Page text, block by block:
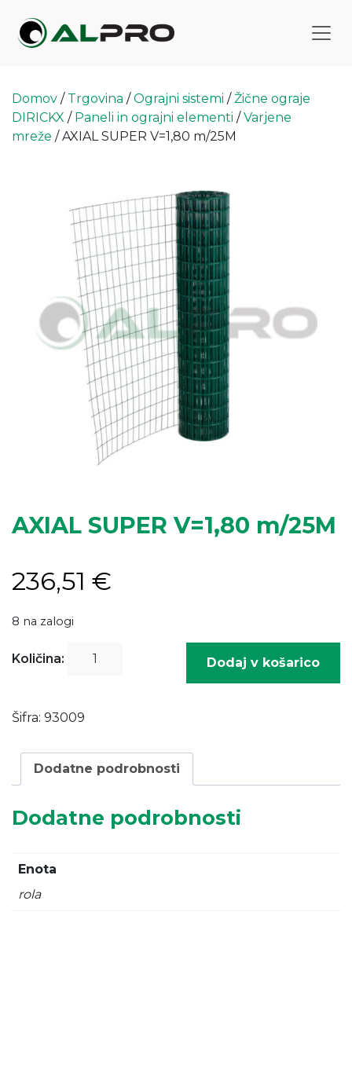
Domov / Trgovina /Ograjni sistemi /Žične ograje
DIRICKX / Paneli in ograjni elementi /Varjene
mreže / AXIAL SUPER V=1,80 m/25M
AXIAL SUPER V=1,80 m/25M
236,51 €
8 na zalogi
Količina:
AXIAL
količina
Dodaj v košarico
Šifra: 93009
Dodatne podrobnosti
Dodatne podrobnosti
Enota
rola